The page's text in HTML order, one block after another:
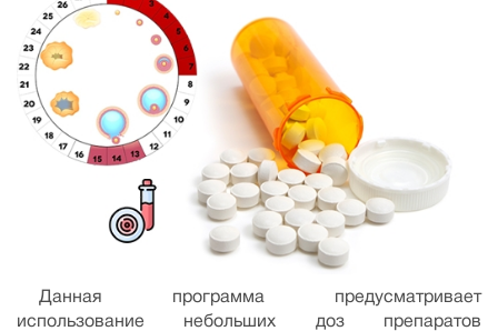
Данная программа предусматривает
использование небольших доз препаратов